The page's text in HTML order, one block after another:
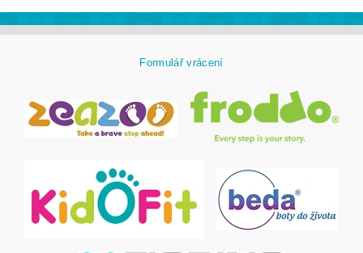
Formulář vrácení